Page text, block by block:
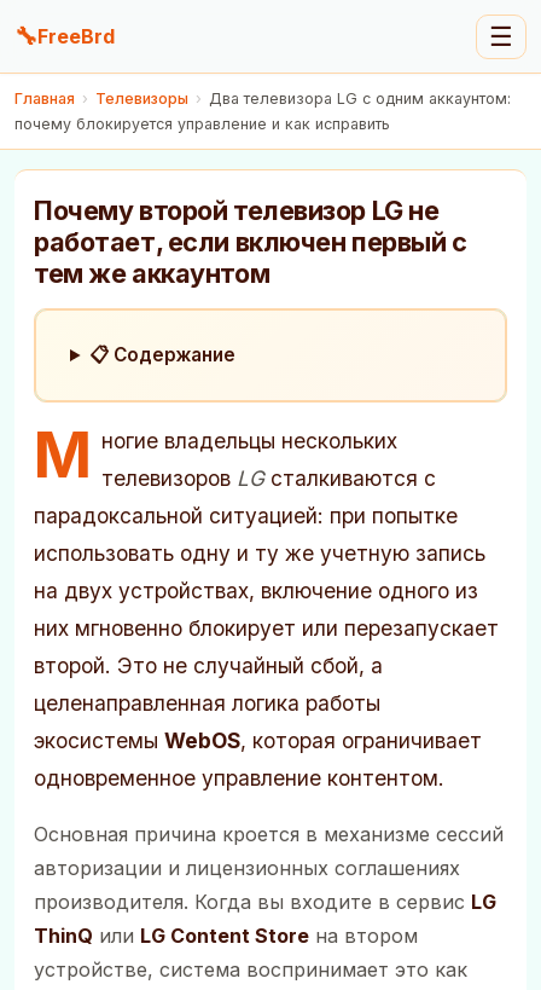
🔧FreeBrd ☰
Главная › Телевизоры › Два телевизора LG с одним аккаунтом:
почему блокируется управление и как исправить
Почему второй телевизор LG не
работает, если включен первый с
тем же аккаунтом
📋 Содержание
М ногие владельцы нескольких
телевизоров LGсталкиваются с
парадоксальной ситуацией: при попытке
использовать одну и ту же учетную запись
на двух устройствах, включение одного из
них мгновенно блокирует или перезапускает
второй. Это не случайный сбой, а
целенаправленная логика работы
экосистемы WebOS, которая ограничивает
одновременное управление контентом.
Основная причина кроется в механизме сессий
авторизации и лицензионных соглашениях
производителя. Когда вы входите в сервис LG
ThinQ или LG Content Store на втором
устройстве, система воспринимает это как